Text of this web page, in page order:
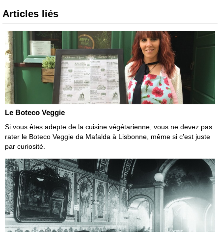
Articles liés
Le Boteco Veggie
Si vous êtes adepte de la cuisine végétarienne, vous ne devez pas
rater le Boteco Veggie da Mafalda à Lisbonne, même si c’est juste
par curiosité.